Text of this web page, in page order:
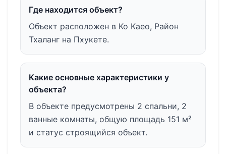
Где находится объект?
Объект расположен в Ко Каео, Район
Тхаланг на Пхукете.
Какие основные характеристики у
объекта?
В объекте предусмотрены 2 спальни, 2
ванные комнаты, общую площадь 151 м²
и статус строящийся объект.